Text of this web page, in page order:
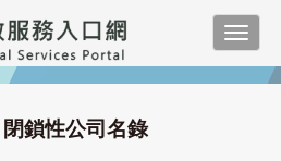
閉鎖性公司名錄